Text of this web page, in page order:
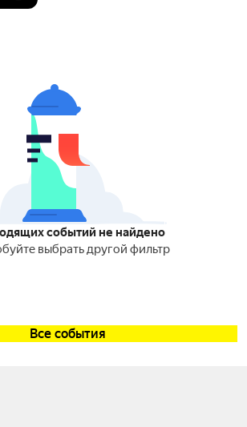
событий не найдено
выбрать другой фильтр
Все события